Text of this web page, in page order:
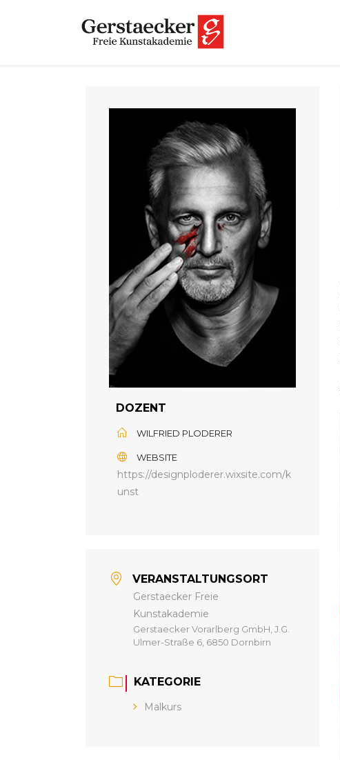
DOZENT
WILFRIED PLODERER
WEBSITE
https://designploderer.wixsite.com/k
unst
VERANSTALTUNGSORT
Gerstaecker Freie
Kunstakademie
Gerstaecker Vorarlberg GmbH, J.G.
Ulmer-Straße 6, 6850 Dornbirn
KATEGORIE
Malkurs